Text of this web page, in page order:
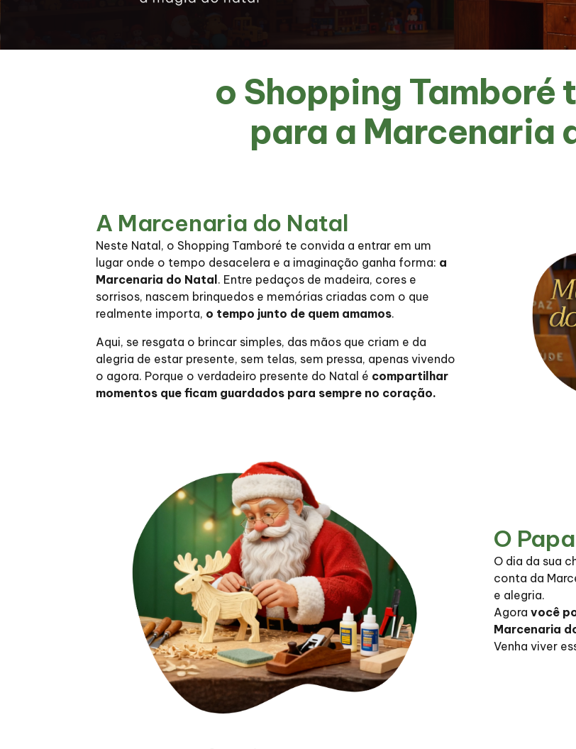
o Shopping Tamboré
para a Marcenaria
A Marcenaria do Natal
Neste Natal, o Shopping Tamboré te convida a entrar em um
lugar onde o tempo desacelera e a imaginação ganha forma: a
Marcenaria do Natal . Entre pedaços de madeira, cores e
sorrisos, nascem brinquedos e memórias criadas com o que
realmente importa, o tempo junto de quem amamos.
Aqui, se resgata o brincar simples, das mãos que criam e da
alegria de estar presente, sem telas, sem pressa, apenas vivendo
o agora. Porque o verdadeiro presente do Natal é compartilhar
momentos que ficam guardados para sempre no coração.
O
O dia da sua
conta da
e alegria.
Agora você
Marcenaria
Venha viver